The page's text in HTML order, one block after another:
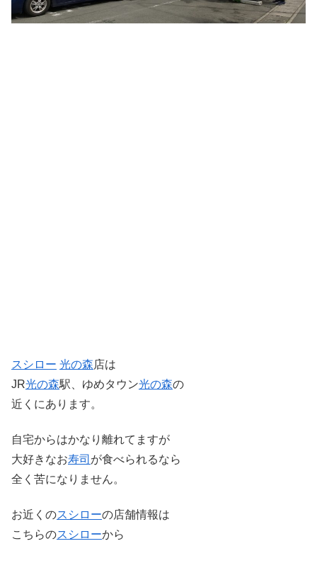
スシロー 光の森店は
JR光の森駅、ゆめタウン光の森の
近くにあります。
自宅からはかなり離れてますが
大好きなお寿司 が食べられるなら
全く苦になりません。
お近くのスシローの店舗情報は
こちらのスシローから